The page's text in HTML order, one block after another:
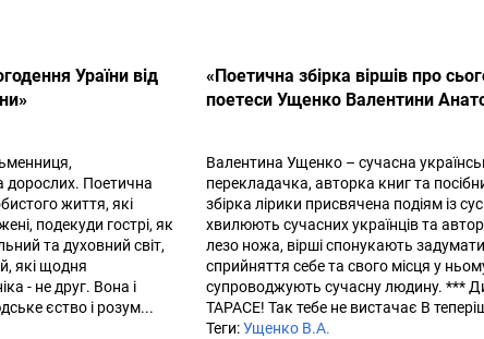
Ураїни від
дорослих. Поетична
життя, які
подекуди гострі, як
та духовний світ,
які щодня
- не друг. Вона і
єство і розум...
«Поетична збірка віршів про
поетеси Ущенко Валентини
Валентина Ущенко – сучасна
перекладачка, авторка книг та
збірка лірики присвячена подіям із
хвилюють сучасних українців та
лезо ножа, вірші спонукають
сприйняття себе та свого місця у
супроводжують сучасну людину. ***
ТАРАСЕ! Так тебе не вистачає В
Теги:Ущенко В.А.